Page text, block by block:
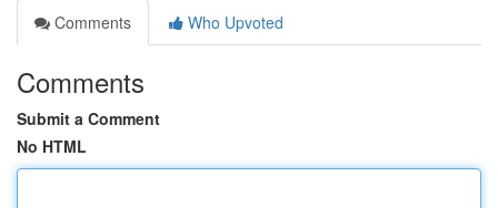
Comments
Who Upvoted
Comments
Submit a Comment
No HTML